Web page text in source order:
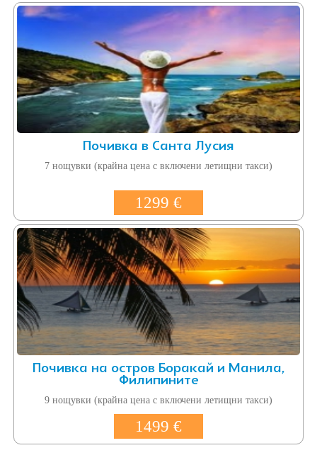
Почивка в Санта Лусия
7 нощувки (крайна цена с включени летищни такси)
1299 €
Почивка на остров Боракай и Манила,
Филипините
9 нощувки (крайна цена с включени летищни такси)
1499 €